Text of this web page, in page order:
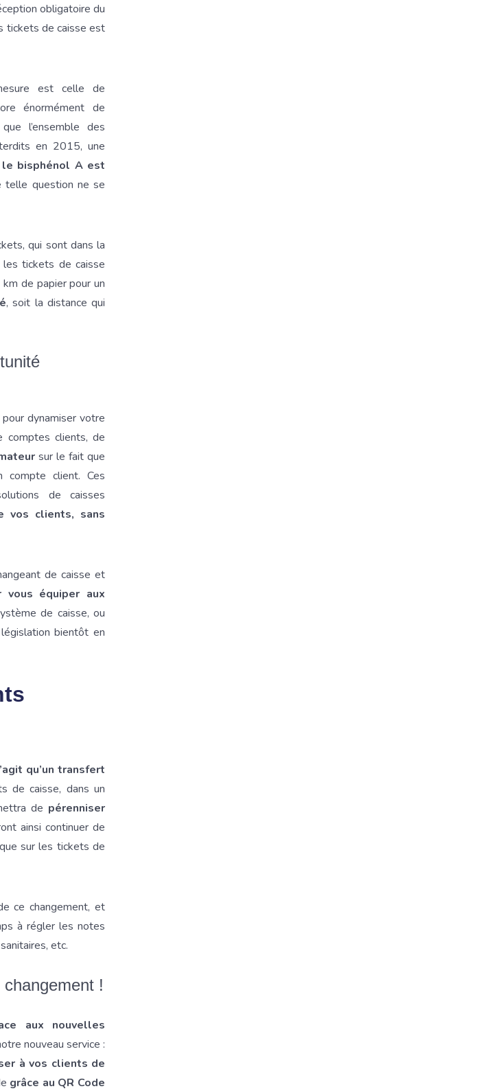
obligatoire du
tickets de caisse est
est celle de
énormément de
l’ensemble des
en 2015, une
le bisphénol A est
telle question ne se
qui sont dans la
tickets de caisse
de papier pour un
, soit la distance qui
dynamiser votre
comptes clients, de
sur le fait que
client. Ces
de caisses
vos clients, sans
de caisse et
vous équiper aux
de caisse, ou
bientôt en
qu’un transfert
de caisse, dans un
de pérenniser
ainsi continuer de
sur les tickets de
ce changement, et
à régler les notes
etc.
!
aux nouvelles
nouveau service :
à vos clients de
grâce au QR Code